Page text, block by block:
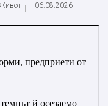
06.08.2026
предприети от
й осезаемо